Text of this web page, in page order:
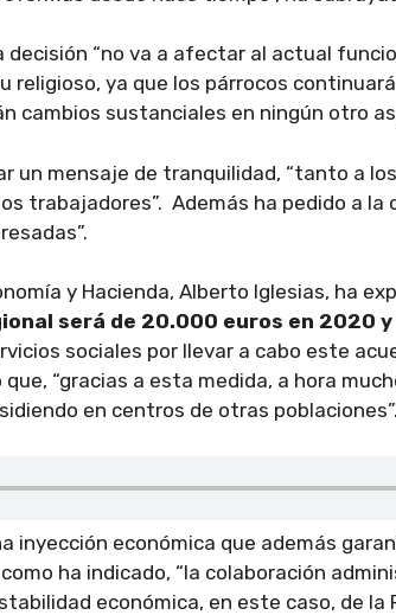
decisión “no va a afectar al actual
religioso, ya que los párrocos
cambios sustanciales en ningún otro
un mensaje de tranquilidad, “tanto a
trabajadores”. Además ha pedido a la
y Hacienda, Alberto Iglesias, ha
será de 20.000 euros en 2020 y
sociales por llevar a cabo este
que, “gracias a esta medida, a hora
en centros de otras poblaciones”.
inyección económica que además
ha indicado, “la colaboración
económica, en este caso, de la